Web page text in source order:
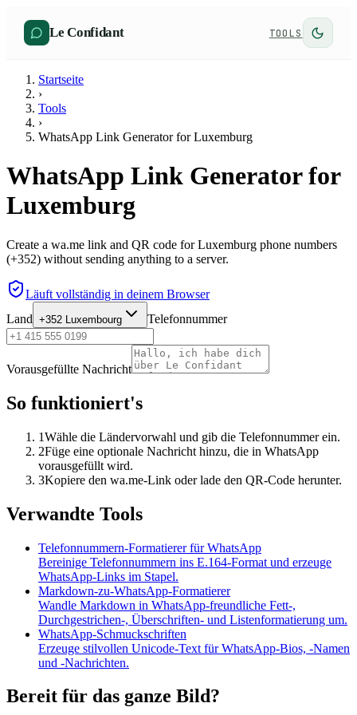
Le Confidant TOOLS
Startseite
›
Tools
›
WhatsApp Link Generator for Luxemburg
WhatsApp Link Generator for
Luxemburg
Create a wa.me link and QR code for Luxemburg phone numbers
(+352) without sending anything to a server.
Läuft vollständig in deinem Browser
Land +352 Luxembourg Telefonnummer
Vorausgefüllte Nachricht
So funktioniert's
1Wähle die Ländervorwahl und gib die Telefonnummer ein.
2Füge eine optionale Nachricht hinzu, die in WhatsApp
vorausgefüllt wird.
3Kopiere den wa.me-Link oder lade den QR-Code herunter.
Verwandte Tools
Telefonnummern-Formatierer für WhatsApp
Bereinige Telefonnummern ins E.164-Format und erzeuge
WhatsApp-Links im Stapel.
Markdown-zu-WhatsApp-Formatierer
Wandle Markdown in WhatsApp-freundliche Fett-,
Durchgestrichen-, Überschriften- und Listenformatierung um.
WhatsApp-Schmuckschriften
Erzeuge stilvollen Unicode-Text für WhatsApp-Bios, -Namen
und -Nachrichten.
Bereit für das ganze Bild?